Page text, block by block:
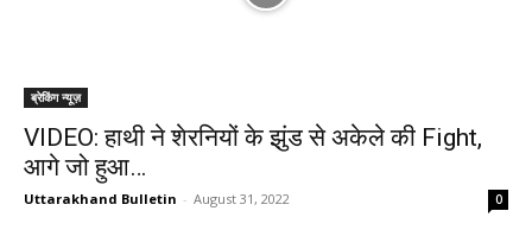
ब्रेकिंग न्यूज़
VIDEO: हाथी ने शेरनियों के झुंड से अकेले की Fight,
आगे जो हुआ…
Uttarakhand Bulletin - August 31, 2022 0